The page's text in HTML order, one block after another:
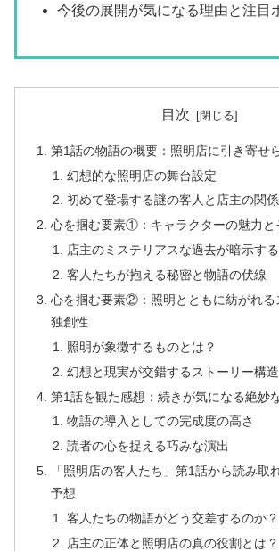
今後の展開が気になる理由と注目
目次
第1話の物語の概要：照明店に引き寄せ
幻想的な照明店の舞台設定
初めて登場する謎の客人と店主の関
心を掴む要素①：キャラクターの魅力と
店主のミステリアスな過去が暗示す
客人たちが抱える秘密と物語の伏線
心を掴む要素②：照明とともに紡がれる
独創性
照明が象徴するものとは？
幻想と現実が交錯するストーリー構造
第1話を観た感想：続きが気になる絶妙
物語の導入としての完成度の高さ
読者の心を捉える巧みな演出
「照明店の客人たち」第1話から読み取
予想
客人たちの物語がどう交差するのか？
店主の正体と照明店の真の役割とは？